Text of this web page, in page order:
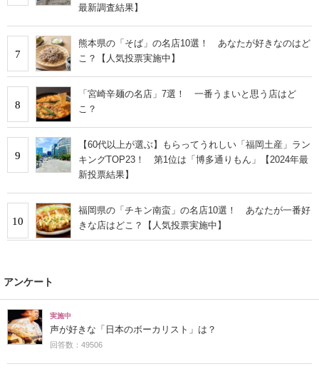
最新調査結果】
7
熊本県の「そば」の名店10選！ あなたが好きなのはど
こ？【人気投票実施中】
8
「宮崎辛麺の名店」7選！ 一番うまいと思う店はど
こ？
9
【60代以上が選ぶ】もらってうれしい「福岡土産」ラン
キングTOP23！ 第1位は「博多通りもん」【2024年最
新投票結果】
10
福岡県の「チキン南蛮」の名店10選！ あなたが一番好
きな店はどこ？【人気投票実施中】
アンケート
実施中
声が好きな「日本のボーカリスト」は？
回答数：49506